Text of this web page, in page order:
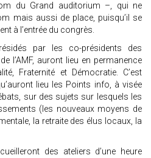
du Grand auditorium –, qui ne
mais aussi de place, puisqu’il se
à l’entrée du congrès.
par les co-présidents des
l’AMF, auront lieu en permanence
Fraternité et Démocratie. C’est
lieu les Points info, à visée
sur des sujets sur lesquels les
(les nouveaux moyens de
la retraite des élus locaux, la
des ateliers d’une heure